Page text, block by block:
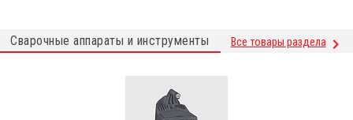
Сварочные аппараты и инструменты Все товары раздела